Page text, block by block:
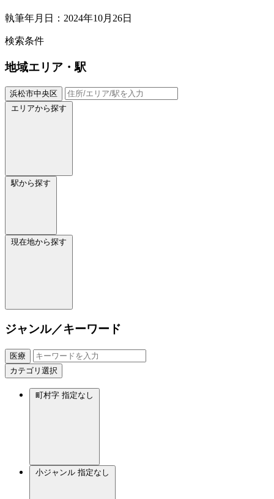
執筆年月日：2024年10月26日
検索条件
地域エリア・駅
浜松市中央区
エリアから探す
駅から探す
現在地から探す
ジャンル／キーワード
医療
カテゴリ選択
町村字 指定なし
小ジャンル 指定なし